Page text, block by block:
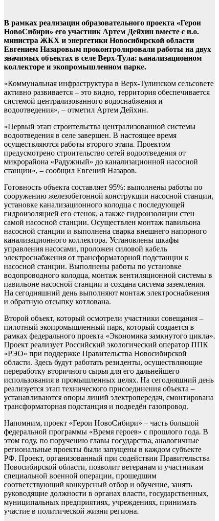
В рамках реализации образовательного проекта «Герои
НовоСибири» его участник Артем Дейхин вместе с и.о.
министра ЖКХ и энергетики Новосибирской области
Евгением Назаровым проконтролировали работы на двух
значимых объектах в селе Верх-Тула: канализационном
коллекторе и экопромышленном парке.
«Коммунальная инфраструктура в Верх-Тулинском сельсовете
активно развивается – это видно, территория обеспечивается
системой централизованного водоснабжения и
водоотведения», – отметил Артем Дейхин.
«Первый этап строительства централизованной системы
водоотведения в селе завершен. В настоящее время
осуществляются работы второго этапа. Проектом
предусмотрено строительство сетей водоотведения от
микрорайона «Радужный» до канализационной насосной
станции», – сообщил Евгений Назаров.
Готовность объекта составляет 95%: выполнены работы по
сооружению железобетонной конструкции насосной станции,
установке канализационного колодца с последующей
гидроизоляцией его стенок, а также гидроизоляции стен
самой насосной станции. Осуществлен монтаж павильона
насосной станции и выполнена сварка внешнего напорного
канализационного коллектора. Установлены шкафы
управления насосами, проложен силовой кабель
электроснабжения от трансформаторной подстанции к
насосной станции. Выполнены работы по установке
водопроводного колодца, монтаж вентиляционной системы в
павильоне насосной станции и создана система заземления.
На сегодняшний день выполняют монтаж электроснабжения
и обратную отсыпку котлована.
Второй объект, который осмотрели участники совещания –
пилотный экопромышленный парк, который создается в
рамках федерального проекта «Экономика замкнутого цикла».
Проект реализует Российский экологический оператор ППК
«РЭО» при поддержке Правительства Новосибирской
области. Здесь будут работать резиденты, осуществляющие
переработку вторичного сырья для его дальнейшего
использования в промышленных целях. На сегодняшний день
реализуется этап технического присоединения объекта –
устанавливаются опоры линий электропередач, смонтирована
трансформаторная подстанция и подведён газопровод.
Напомним, проект «Герои НовоСибири» – часть большой
федеральной программы «Время героев» с прошлого года. В
этом году, по поручению главы государства, аналогичные
региональные проекты были запущены в каждом субъекте
РФ. Проект, организованный при содействии Правительства
Новосибирской области, позволит ветеранам и участникам
специальной военной операции, прошедшим
соответствующий конкурсный отбор и обучение, занять
руководящие должности в органах власти, государственных,
муниципальных предприятиях, учреждениях, принимать
участие в политической жизни региона.